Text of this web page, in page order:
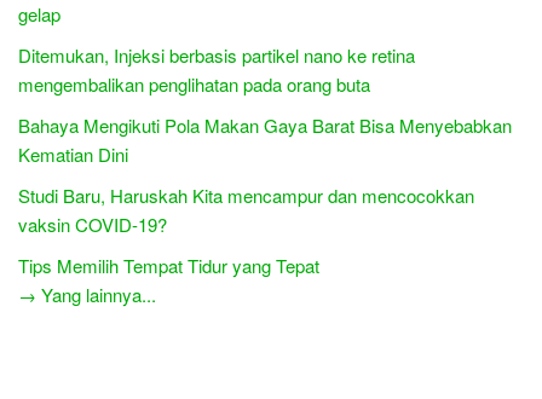
gelap
Ditemukan, Injeksi berbasis partikel nano ke retina
mengembalikan penglihatan pada orang buta
Bahaya Mengikuti Pola Makan Gaya Barat Bisa Menyebabkan
Kematian Dini
Studi Baru, Haruskah Kita mencampur dan mencocokkan
vaksin COVID-19?
Tips Memilih Tempat Tidur yang Tepat
→ Yang lainnya...